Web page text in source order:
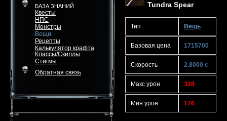
БАЗА ЗНАНИЙ
Квесты
НПС
Монстры
Вещи
Рецепты
Калькулятор крафта
Классы/Скиллы
Стигмы
Обратная связь
Tundra Spear
Тип Вещь
Базовая цена 1715700
Скорость 2.8000 с
Макс урон 328
Мин урон 176